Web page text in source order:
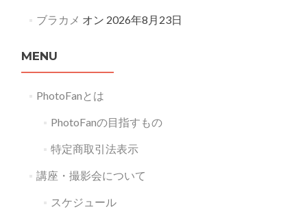
ブラカメ オン 2026年8月23日
MENU
PhotoFanとは
PhotoFanの目指すもの
特定商取引法表示
講座・撮影会について
スケジュール